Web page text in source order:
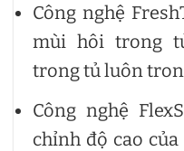
Công nghệ
mùi hôi trong
trong tủ luôn
Công nghệ
chỉnh độ cao